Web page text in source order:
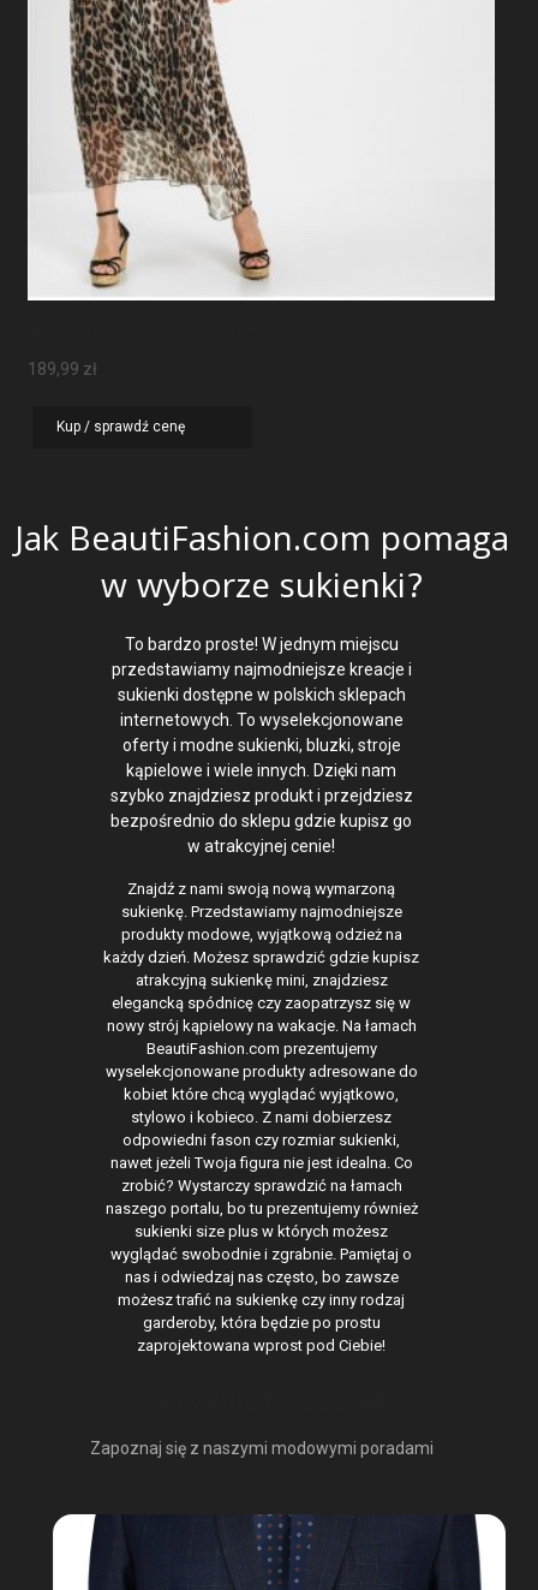
189,99 zł
Kup / sprawdź cenę
Jak BeautiFashion.com pomaga
w wyborze sukienki?
To bardzo proste! W jednym miejscu
przedstawiamy najmodniejsze kreacje i
sukienki dostępne w polskich sklepach
internetowych. To wyselekcjonowane
oferty i modne sukienki, bluzki, stroje
kąpielowe i wiele innych. Dzięki nam
szybko znajdziesz produkt i przejdziesz
bezpośrednio do sklepu gdzie kupisz go
w atrakcyjnej cenie!
Znajdź z nami swoją nową wymarzoną
sukienkę. Przedstawiamy najmodniejsze
produkty modowe, wyjątkową odzież na
każdy dzień. Możesz sprawdzić gdzie kupisz
atrakcyjną sukienkę mini, znajdziesz
elegancką spódnicę czy zaopatrzysz się w
nowy strój kąpielowy na wakacje. Na łamach
BeautiFashion.com prezentujemy
wyselekcjonowane produkty adresowane do
kobiet które chcą wyglądać wyjątkowo,
stylowo i kobieco. Z nami dobierzesz
odpowiedni fason czy rozmiar sukienki,
nawet jeżeli Twoja figura nie jest idealna. Co
zrobić? Wystarczy sprawdzić na łamach
naszego portalu, bo tu prezentujemy również
sukienki size plus w których możesz
wyglądać swobodnie i zgrabnie. Pamiętaj o
nas i odwiedzaj nas często, bo zawsze
możesz trafić na sukienkę czy inny rodzaj
garderoby, która będzie po prostu
zaprojektowana wprost pod Ciebie!
Zapoznaj się z naszymi modowymi poradami